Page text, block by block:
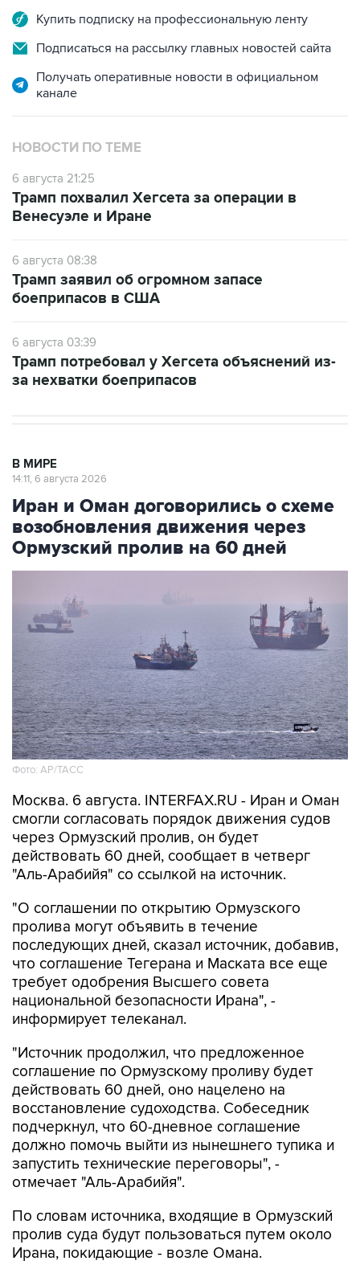
Купить подписку на профессиональную ленту
Подписаться на рассылку главных новостей сайта
Получать оперативные новости в официальном
канале
НОВОСТИ ПО ТЕМЕ
6 августа 21:25
Трамп похвалил Хегсета за операции в
Венесуэле и Иране
6 августа 08:38
Трамп заявил об огромном запасе
боеприпасов в США
6 августа 03:39
Трамп потребовал у Хегсета объяснений из-
за нехватки боеприпасов
В МИРЕ
14:11, 6 августа 2026
Иран и Оман договорились о схеме
возобновления движения через
Ормузский пролив на 60 дней
Фото: AP/ТАСС
Москва. 6 августа. INTERFAX.RU - Иран и Оман
смогли согласовать порядок движения судов
через Ормузский пролив, он будет
действовать 60 дней, сообщает в четверг
"Аль-Арабийя" со ссылкой на источник.
"О соглашении по открытию Ормузского
пролива могут объявить в течение
последующих дней, сказал источник, добавив,
что соглашение Тегерана и Маската все еще
требует одобрения Высшего совета
национальной безопасности Ирана", -
информирует телеканал.
"Источник продолжил, что предложенное
соглашение по Ормузскому проливу будет
действовать 60 дней, оно нацелено на
восстановление судоходства. Собеседник
подчеркнул, что 60-дневное соглашение
должно помочь выйти из нынешнего тупика и
запустить технические переговоры", -
отмечает "Аль-Арабийя".
По словам источника, входящие в Ормузский
пролив суда будут пользоваться путем около
Ирана, покидающие - возле Омана.